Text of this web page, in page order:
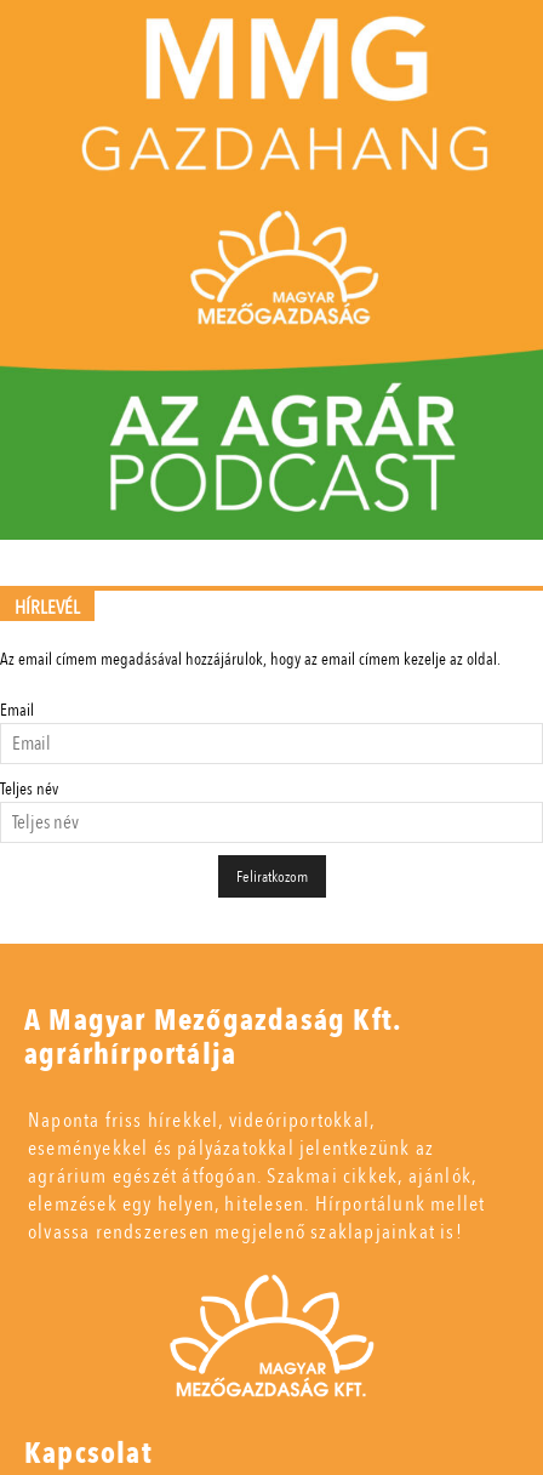
HÍRLEVÉL
Az email címem megadásával hozzájárulok, hogy az email címem kezelje az oldal.
Email
Teljes név
A Magyar Mezőgazdaság Kft.
agrárhírportálja
Naponta friss hírekkel, videóriportokkal,
eseményekkel és pályázatokkal jelentkezünk az
agrárium egészét átfogóan. Szakmai cikkek, ajánlók,
elemzések egy helyen, hitelesen. Hírportálunk mellet
olvassa rendszeresen megjelenő szaklapjainkat is!
Kapcsolat